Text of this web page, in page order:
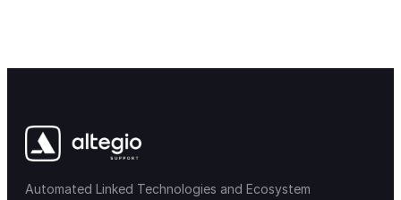
Automated Linked Technologies and Ecosystem